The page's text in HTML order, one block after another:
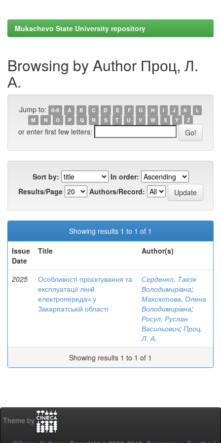
Mukachevo State University repository
Browsing by Author Проц, Л.
А.
Jump to: 0-9 A B C D E F G H I J K
L
M
N O P Q R S T U V W X Y Z
or enter first few letters:
Sort by:
In order:
Results/Page
Authors/Record:
Showing results 1 to 1 of 1
Issue
Date
Title Author(s)
2025
Особливості проєктування та
експлуатації ліній
електропередач у
Закарпатській області
Серденко, Таісія
Володимирівна;
Максютова, Олена
Володимирівна;
Росул, Руслан
Васильович; Проц,
Л. А.
Showing results 1 to 1 of 1
Theme by